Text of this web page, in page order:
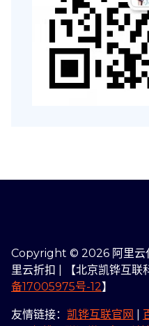
Copyright © 2026 阿里云
里云折扣 | 【北京凯铧互联
备17005975号-12】
友情链接： 凯铧互联官网